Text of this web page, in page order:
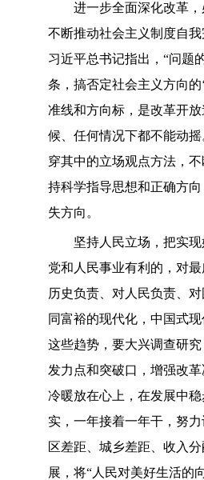
进一步全面深化改革，
不断推动社会主义制度自
习近平总书记指出，“问题
条，搞否定社会主义方向
准线和方向标，是改革开
候、任何情况下都不能动
穿其中的立场观点方法，
持科学指导思想和正确方
失方向。
坚持人民立场，把实现
党和人民事业有利的，对
历史负责、对人民负责、
同富裕的现代化，中国式
这些趋势，要大兴调查研
发力点和突破口，增强改
冷暖放在心上，在发展中
实，一年接着一年干，努
区差距、城乡差距、收入
展，将“人民对美好生活的